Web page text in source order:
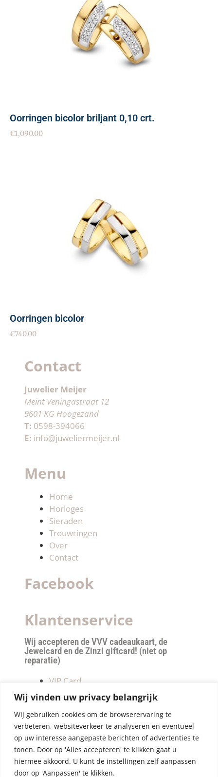
Wij vinden uw privacy belangrijk
Wij gebruiken cookies om de browserervaring te
verbeteren, websiteverkeer te analyseren en eventueel
op uw interesse aangepaste berichten of advertenties te
tonen. Door op 'Alles accepteren' te klikken gaat u
hiermee akkoord. U kunt de instellingen zelf aanpassen
door op 'Aanpassen' te klikken.
Oorringen bicolor briljant 0,10 crt.
€1,090.00
Oorringen bicolor
€740.00
Contact
Juwelier Meijer
Meint Veningastraat 12
9601 KG Hoogezand
T: 0598-394066
E: info@juweliermeijer.nl
Menu
Home
Horloges
Sieraden
Trouwringen
Over
Contact
Facebook
Klantenservice
Wij accepteren de VVV cadeaukaart, de
Jewelcard en de Zinzi giftcard! (niet op
reparatie)
VIP Card
Retourneren
Betalen & verzendkosten
Privacy Policy
Algemene Voorwaarden